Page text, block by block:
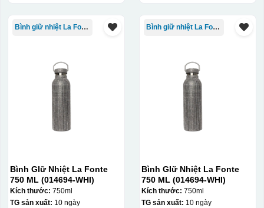
Bình giữ nhiệt La Fonte
Bình GIữ Nhiệt La Fonte
750 ML (014694-WHI)
Kích thước: 750ml
TG sản xuất: 10 ngày
Bình giữ nhiệt La Fonte
Bình GIữ Nhiệt La Fonte
750 ML (014694-WHI)
Kích thước: 750ml
TG sản xuất: 10 ngày